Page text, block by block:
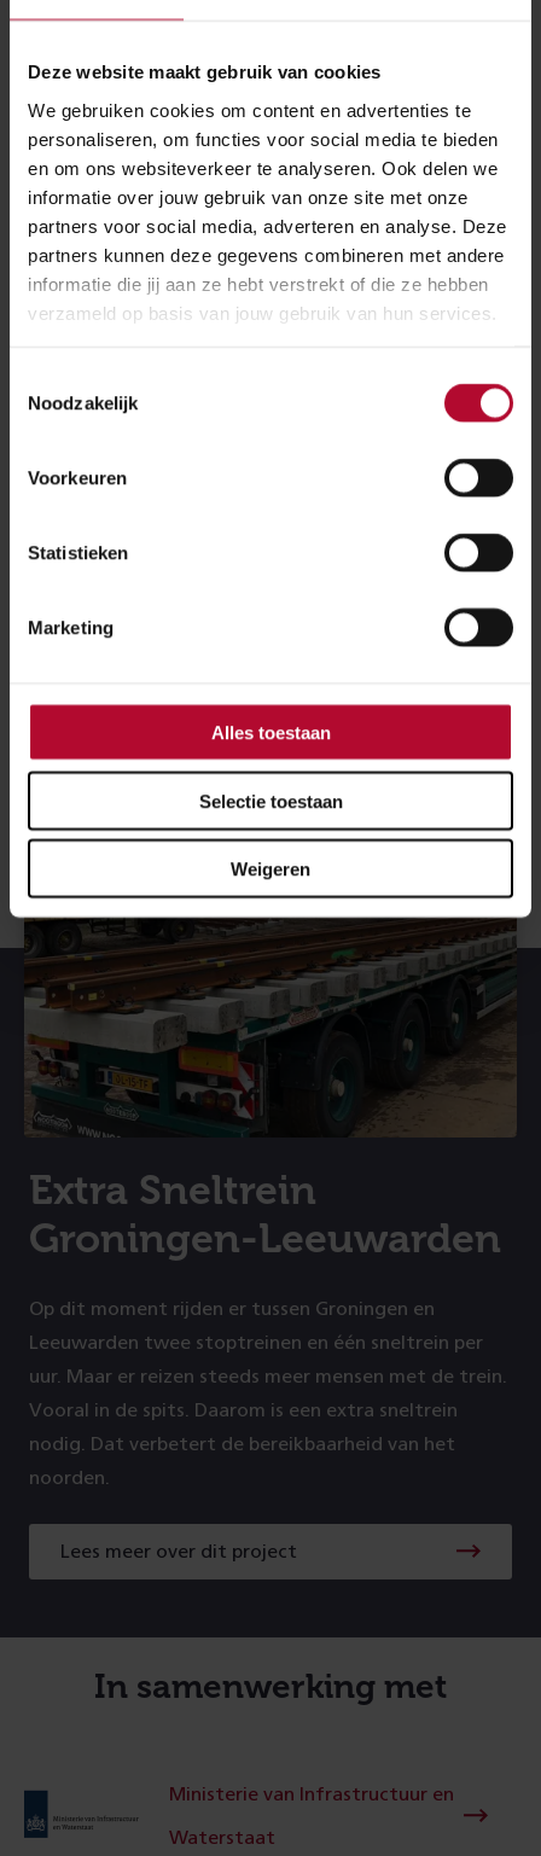
Deze website maakt gebruik van cookies
We gebruiken cookies om content en advertenties te
personaliseren, om functies voor social media te bieden
en om ons websiteverkeer te analyseren. Ook delen we
informatie over jouw gebruik van onze site met onze
partners voor social media, adverteren en analyse. Deze
partners kunnen deze gegevens combineren met andere
informatie die jij aan ze hebt verstrekt of die ze hebben
verzameld op basis van jouw gebruik van hun services.
Noodzakelijk
Voorkeuren
Statistieken
Marketing
Alles toestaan
Selectie toestaan
Weigeren
de treinen sneller. De sneltrein reed 100 km/u, nu is dat
120 km/u. De effecten hiervan zijn onderzocht en
gepubliceerd in de milieu-effect-rapportage. Hierin
staat ook genoemd welke maatregelen genomen
werden om de milieueffecten te beperken.
Volgens planning
2020 vonden er verschillende werkzaamheden plaats,
meter!) bij De Gast. Ook werd het nieuwe spoor
De werkzaamheden in Hoogkerk startten in juli 2018
met aanbrengen van drie damwanden. Van 24 april tot
en met 4 mei werd het nieuwe spoor aangesloten op
afrondingswerkzaamheden plaats.
Extra Sneltrein
Groningen-Leeuwarden
Op dit moment rijden er tussen Groningen en
Leeuwarden twee stoptreinen en één sneltrein per
uur. Maar er reizen steeds meer mensen met de trein.
Vooral in de spits. Daarom is een extra sneltrein
nodig. Dat verbetert de bereikbaarheid van het
noorden.
Lees meer over dit project
In samenwerking met
Ministerie van Infrastructuur en
Waterstaat